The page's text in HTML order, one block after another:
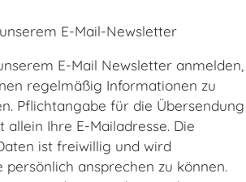
E-Mail-Newsletter
E-Mail Newsletter anmelden,
regelmäßig Informationen zu
Pflichtangabe für die Übersendung
allein Ihre E-Mailadresse. Die
ist freiwillig und wird
persönlich ansprechen zu können.